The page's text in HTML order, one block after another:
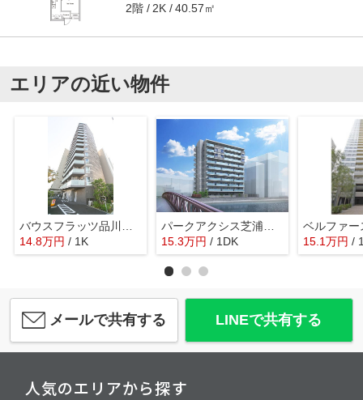
2階 2K 40.57㎡
エリアの近い物件
バウスフラッツ品川キャナルサイド
14.8万円 / 1K
パークアクシス芝浦キャナル
15.3万円 / 1DK 15.1万円 /
メールで共有する LINEで共有する
人気のエリアから探す